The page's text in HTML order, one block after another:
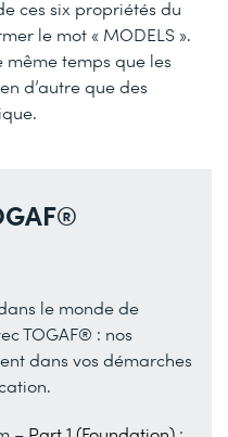
ces six propriétés du
le mot « MODELS ».
temps que les
d’autre que des
le monde de
TOGAF® : nos
dans vos démarches